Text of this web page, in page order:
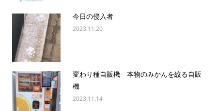
今日の侵入者
2023.11.20
変わり種自販機 本物のみかんを絞る自販
機
2023.11.14